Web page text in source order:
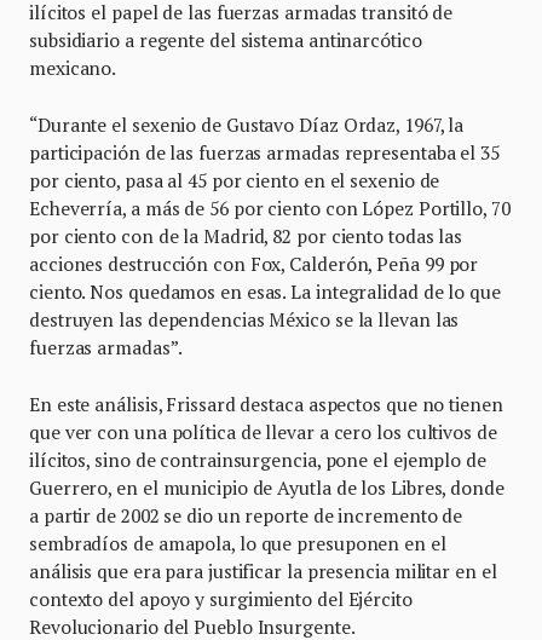
ilícitos el papel de las fuerzas armadas transitó de
subsidiario a regente del sistema antinarcótico
mexicano.
“Durante el sexenio de Gustavo Díaz Ordaz, 1967, la
participación de las fuerzas armadas representaba el 35
por ciento, pasa al 45 por ciento en el sexenio de
Echeverría, a más de 56 por ciento con López Portillo, 70
por ciento con de la Madrid, 82 por ciento todas las
acciones destrucción con Fox, Calderón, Peña 99 por
ciento. Nos quedamos en esas. La integralidad de lo que
destruyen las dependencias México se la llevan las
fuerzas armadas”.
En este análisis, Frissard destaca aspectos que no tienen
que ver con una política de llevar a cero los cultivos de
ilícitos, sino de contrainsurgencia, pone el ejemplo de
Guerrero, en el municipio de Ayutla de los Libres, donde
a partir de 2002 se dio un reporte de incremento de
sembradíos de amapola, lo que presuponen en el
análisis que era para justificar la presencia militar en el
contexto del apoyo y surgimiento del Ejército
Revolucionario del Pueblo Insurgente.